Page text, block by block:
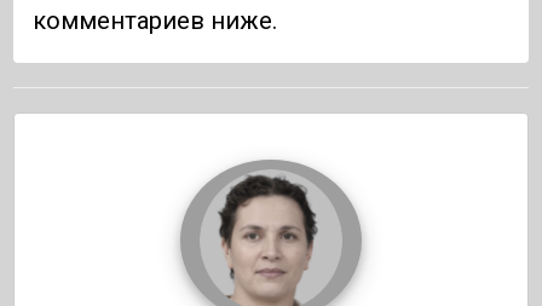
комментариев ниже.